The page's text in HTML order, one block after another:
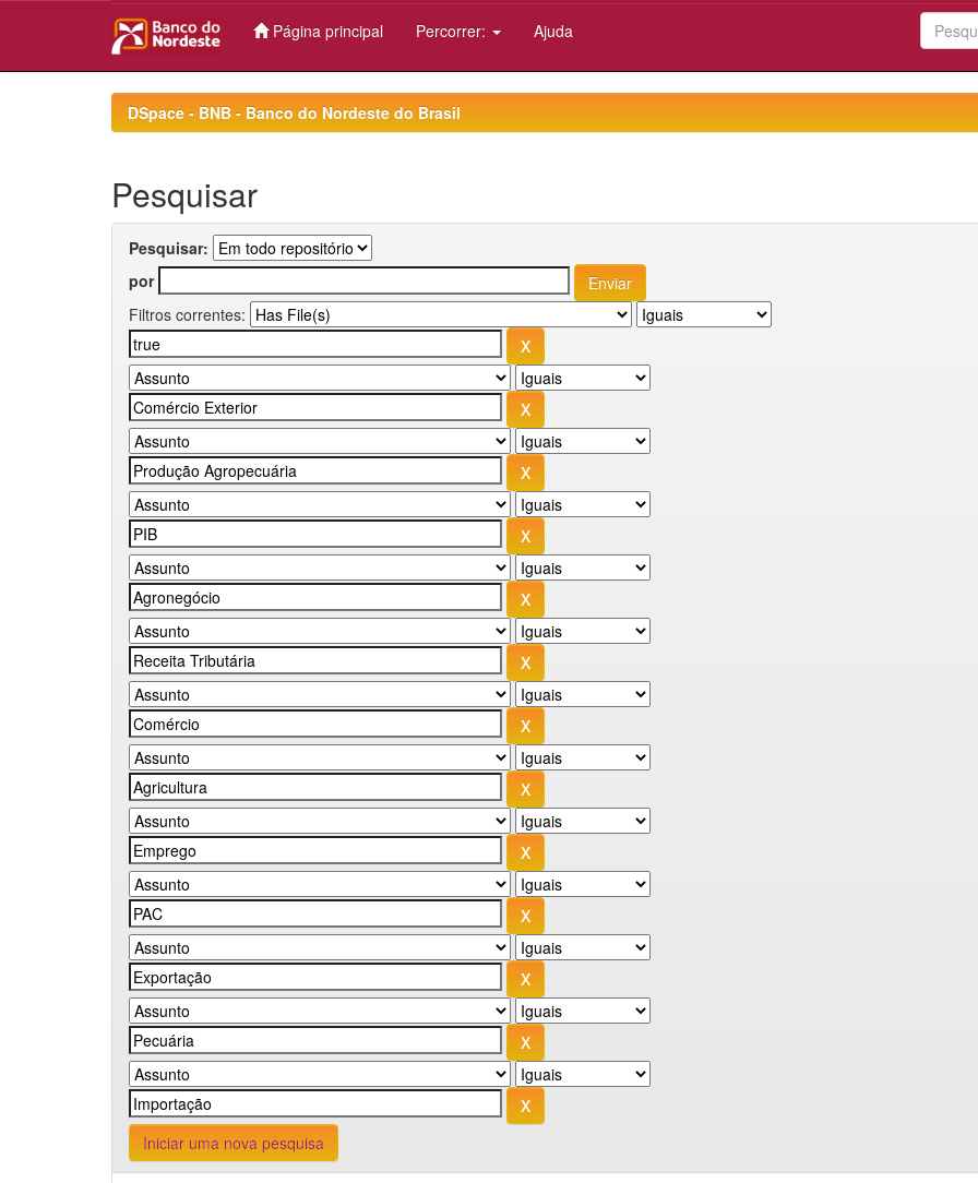
Página principal Percorrer: Ajuda
DSpace - BNB - Banco do Nordeste do Brasil
Pesquisar
Pesquisar:
por
Filtros correntes:
Iniciar uma nova pesquisa